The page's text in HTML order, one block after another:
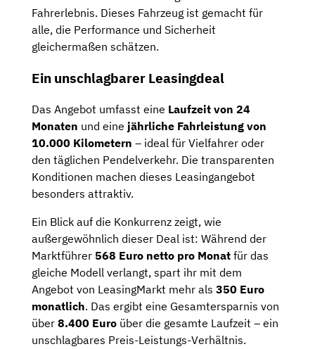
Fahrerlebnis. Dieses Fahrzeug ist gemacht für
alle, die Performance und Sicherheit
gleichermaßen schätzen.
Ein unschlagbarer Leasingdeal
Das Angebot umfasst eine Laufzeit von 24
Monaten und eine jährliche Fahrleistung von
10.000 Kilometern – ideal für Vielfahrer oder
den täglichen Pendelverkehr. Die transparenten
Konditionen machen dieses Leasingangebot
besonders attraktiv.
Ein Blick auf die Konkurrenz zeigt, wie
außergewöhnlich dieser Deal ist: Während der
Marktführer 568 Euro netto pro Monat für das
gleiche Modell verlangt, spart ihr mit dem
Angebot von LeasingMarkt mehr als 350 Euro
monatlich. Das ergibt eine Gesamtersparnis von
über 8.400 Euro über die gesamte Laufzeit – ein
unschlagbares Preis-Leistungs-Verhältnis.